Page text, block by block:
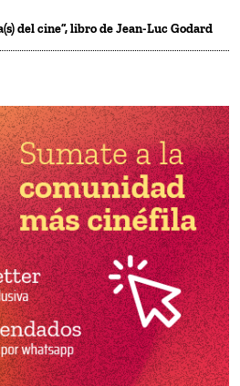
del cine”, libro de Jean-Luc Godard